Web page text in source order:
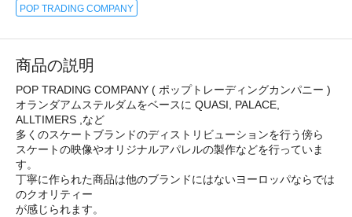
POP TRADING COMPANY
商品の説明
POP TRADING COMPANY ( ポップトレーディングカンパニー )
オランダアムステルダムをベースに QUASI, PALACE,
ALLTIMERS ,など
多くのスケートブランドのディストリビューションを行う傍ら
スケートの映像やオリジナルアパレルの製作などを行っていま
す。
丁寧に作られた商品は他のブランドにはないヨーロッパならでは
のクオリティー
が感じられます。